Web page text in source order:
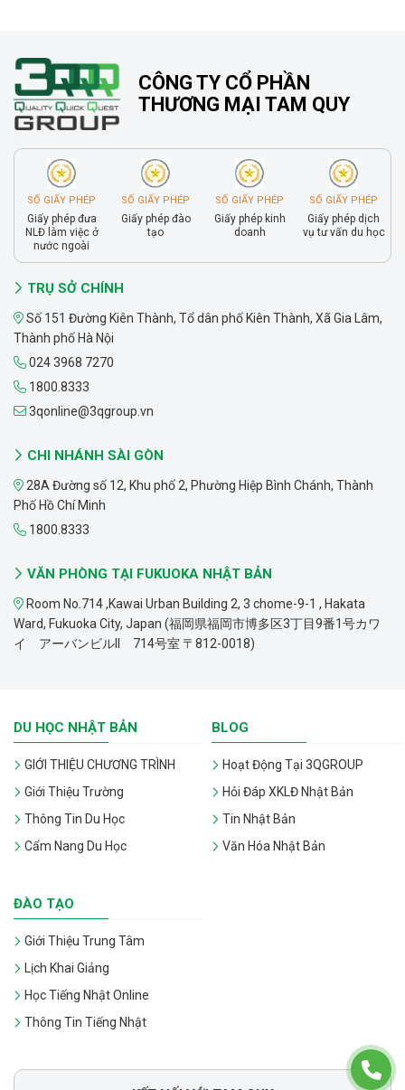
CÔNG TY CỔ PHẦN
THƯƠNG MẠI TAM QUY
SỐ GIẤY PHÉP
Giấy phép đưa
NLĐ làm việc ở
nước ngoài
SỐ GIẤY PHÉP
Giấy phép đào
tạo
SỐ GIẤY PHÉP
Giấy phép kinh
doanh
SỐ GIẤY PHÉP
Giấy phép dịch
vụ tư vấn du học
TRỤ SỞ CHÍNH
Số 151 Đường Kiên Thành, Tổ dân phố Kiên Thành, Xã Gia Lâm,
Thành phố Hà Nội
024 3968 7270
1800.8333
3qonline@3qgroup.vn
CHI NHÁNH SÀI GÒN
28A Đường số 12, Khu phố 2, Phường Hiệp Bình Chánh, Thành
Phố Hồ Chí Minh
1800.8333
VĂN PHÒNG TẠI FUKUOKA NHẬT BẢN
Room No.714 ,Kawai Urban Building 2, 3 chome-9-1 , Hakata
Ward, Fukuoka City, Japan (福岡県福岡市博多区3丁目9番1号カワ
イ アーバンビルII 714号室 〒812-0018)
DU HỌC NHẬT BẢN
GIỚI THIỆU CHƯƠNG TRÌNH
Giới Thiệu Trường
Thông Tin Du Học
Cẩm Nang Du Học
BLOG
Hoạt Động Tại 3QGROUP
Hỏi Đáp XKLĐ Nhật Bản
Tin Nhật Bản
Văn Hóa Nhật Bản
ĐÀO TẠO
Giới Thiệu Trung Tâm
Lịch Khai Giảng
Học Tiếng Nhật Online
Thông Tin Tiếng Nhật